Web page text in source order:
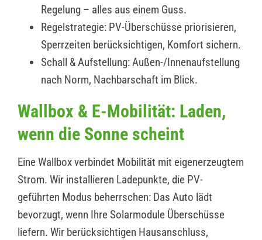
Regelung – alles aus einem Guss.
Regelstrategie: PV-Überschüsse priorisieren,
Sperrzeiten berücksichtigen, Komfort sichern.
Schall & Aufstellung: Außen-/Innenaufstellung
nach Norm, Nachbarschaft im Blick.
Wallbox & E-Mobilität: Laden,
wenn die Sonne scheint
Eine Wallbox verbindet Mobilität mit eigenerzeugtem
Strom. Wir installieren Ladepunkte, die PV-
geführten Modus beherrschen: Das Auto lädt
bevorzugt, wenn Ihre Solarmodule Überschüsse
liefern. Wir berücksichtigen Hausanschluss,